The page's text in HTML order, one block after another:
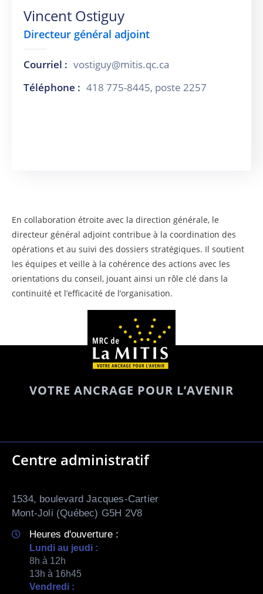
Vincent Ostiguy
Directeur général adjoint
Courriel : vostiguy@mitis.qc.ca
Téléphone : 418 775-8445, poste 2257
En collaboration étroite avec la direction générale, le
directeur général adjoint contribue à la coordination des
opérations et au suivi des dossiers stratégiques. Il soutient
les équipes et veille à la cohérence des actions avec les
orientations du conseil, jouant ainsi un rôle clé dans la
continuité et l’efficacité de l’organisation.
VOTRE ANCRAGE POUR L’AVENIR
Centre administratif
1534, boulevard Jacques-Cartier
Mont-Joli (Québec) G5H 2V8
Heures d'ouverture :
Lundi au jeudi :
8h à 12h
13h à 16h45
Vendredi :